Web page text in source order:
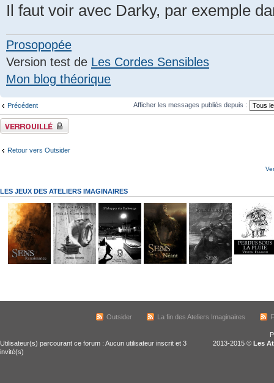
Il faut voir avec Darky, par exemple
Prosopopée
Version test de Les Cordes Sensibles
Mon blog théorique
Précédent Afficher les messages publiés depuis :
Sujet verrouillé
Retour vers Outsider
LES JEUX DES ATELIERS IMAGINAIRES
Outsider La fin des Ateliers Imaginaires
Utilisateur(s) parcourant ce forum : Aucun utilisateur inscrit et 3
invité(s)
2013-2015 ©Les